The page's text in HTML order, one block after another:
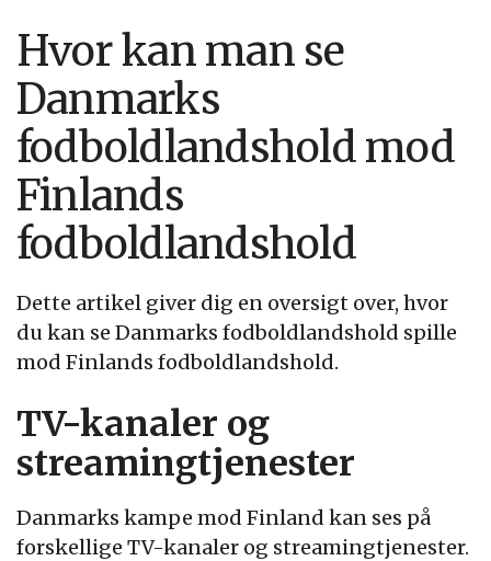
Hvor kan man se
Danmarks
fodboldlandshold mod
Finlands
fodboldlandshold
Dette artikel giver dig en oversigt over, hvor
du kan se Danmarks fodboldlandshold spille
mod Finlands fodboldlandshold.
TV-kanaler og
streamingtjenester
Danmarks kampe mod Finland kan ses på
forskellige TV-kanaler og streamingtjenester.